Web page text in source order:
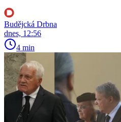
Budějcká Drbna
dnes, 12:56
4 min